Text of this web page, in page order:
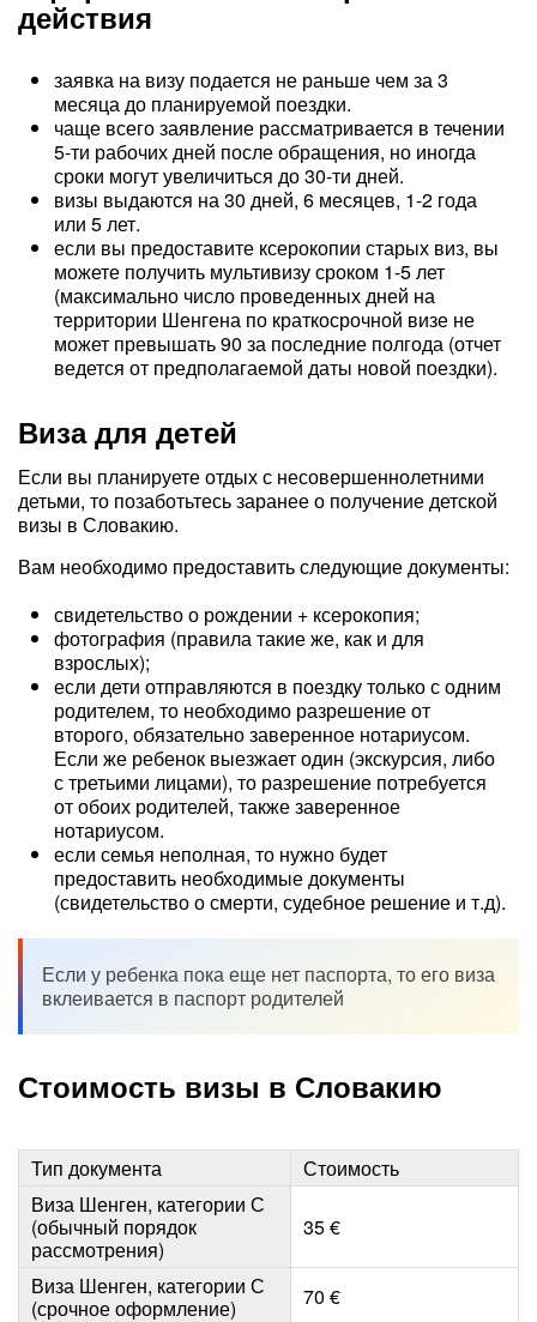
действия
заявка на визу подается не раньше чем за 3
месяца до планируемой поездки.
чаще всего заявление рассматривается в течении
5-ти рабочих дней после обращения, но иногда
сроки могут увеличиться до 30-ти дней.
визы выдаются на 30 дней, 6 месяцев, 1-2 года
или 5 лет.
если вы предоставите ксерокопии старых виз, вы
можете получить мультивизу сроком 1-5 лет
(максимально число проведенных дней на
территории Шенгена по краткосрочной визе не
может превышать 90 за последние полгода (отчет
ведется от предполагаемой даты новой поездки).
Виза для детей
Если вы планируете отдых с несовершеннолетними
детьми, то позаботьтесь заранее о получение детской
визы в Словакию.
Вам необходимо предоставить следующие документы:
свидетельство о рождении + ксерокопия;
фотография (правила такие же, как и для
взрослых);
если дети отправляются в поездку только с одним
родителем, то необходимо разрешение от
второго, обязательно заверенное нотариусом.
Если же ребенок выезжает один (экскурсия, либо
с третьими лицами), то разрешение потребуется
от обоих родителей, также заверенное
нотариусом.
если семья неполная, то нужно будет
предоставить необходимые документы
(свидетельство о смерти, судебное решение и т.д).
Если у ребенка пока еще нет паспорта, то его виза
вклеивается в паспорт родителей
Стоимость визы в Словакию
Тип документа
Стоимость
Виза Шенген, категории С
(обычный порядок
рассмотрения)
35 €
Виза Шенген, категории С
(срочное оформление)
70 €